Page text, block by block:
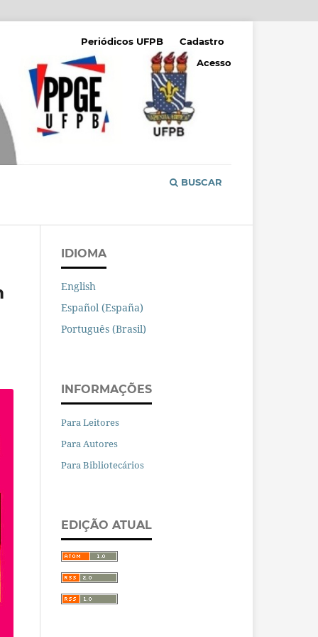
BUSCAR
Periódicos UFPB
Cadastro
Acesso
IDIOMA
English
Español (España)
Português (Brasil)
INFORMAÇÕES
Para Leitores
Para Autores
Para Bibliotecários
EDIÇÃO ATUAL